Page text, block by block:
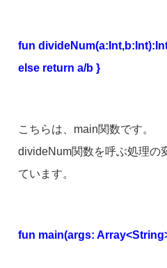
fun
else return a/b }
こちらは、main関数です。
divideNum関数を呼ぶ処理の
ています。
fun main(args: